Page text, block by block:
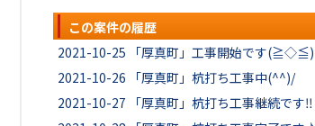
この案件の履歴
2021-10-25
「厚真町」工事開始です(≧◇≦)
2021-10-26
「厚真町」杭打ち工事中(^^)/
2021-10-27
「厚真町」杭打ち工事継続です‼